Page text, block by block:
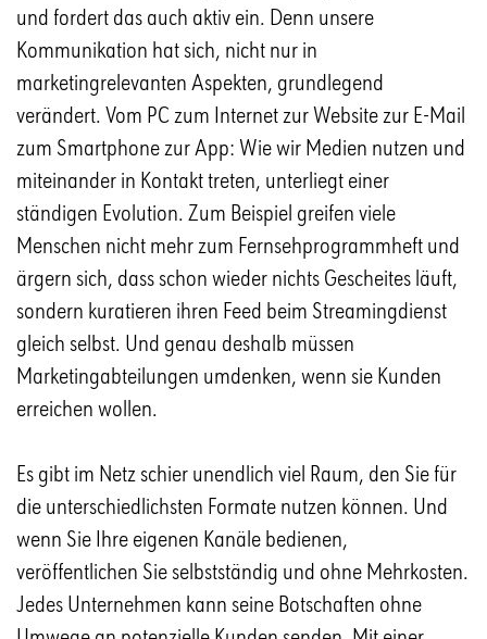
und fordert das auch aktiv ein. Denn unsere
Kommunikation hat sich, nicht nur in
marketingrelevanten Aspekten, grundlegend
verändert. Vom PC zum Internet zur Website zur E-Mail
zum Smartphone zur App: Wie wir Medien nutzen und
miteinander in Kontakt treten, unterliegt einer
ständigen Evolution. Zum Beispiel greifen viele
Menschen nicht mehr zum Fernsehprogrammheft und
ärgern sich, dass schon wieder nichts Gescheites läuft,
sondern kuratieren ihren Feed beim Streamingdienst
gleich selbst. Und genau deshalb müssen
Marketingabteilungen umdenken, wenn sie Kunden
erreichen wollen.
Es gibt im Netz schier unendlich viel Raum, den Sie für
die unterschiedlichsten Formate nutzen können. Und
wenn Sie Ihre eigenen Kanäle bedienen,
veröffentlichen Sie selbstständig und ohne Mehrkosten.
Jedes Unternehmen kann seine Botschaften ohne